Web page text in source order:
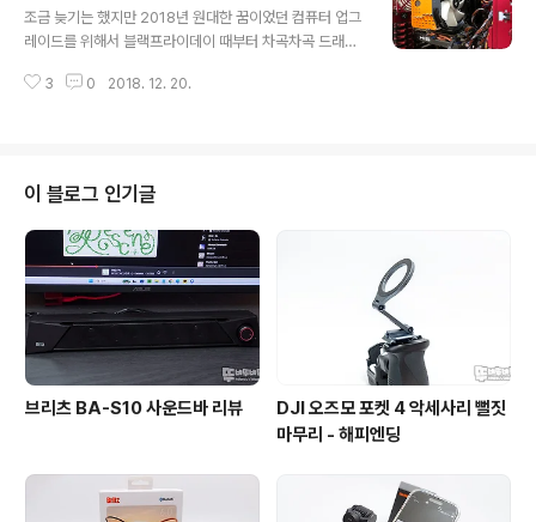
제품은 스캐너 성능이 정말 좋고 프린터 성능은 별루였습
니다. 위의 링크에도 있지만, 프린팅 스캐닝 이후에 발생하
라고 이야기하는 거 보면서 오만 정이 다 떨어지더라고요.
조금 늦기는 했지만 2018년 원대한 꿈이었던 컴퓨터 업그
레이드를 위해서 블랙프라이데이 때부터 차곡차곡 드래곤
다. 드래곤 볼 단체샷!! CPU : AMD 라이젠 7 - 피나클릿
00(3200) [8GB x 2] CL14 Flare X (8Gx2) -AMD
전용- (newegg 12/7) 메인보드 : ASUS - PRIME X47
0-PRO STCOM (에누리 pc 12/11) SSD : WD - Blue
3D SSD 1TB (..
3 0 2018. 12. 20.
이 블로그 인기글
브리츠 BA-S10 사운드바 리뷰
DJI 오즈모 포켓 4 악세사리 뻘짓
마무리 - 해피엔딩